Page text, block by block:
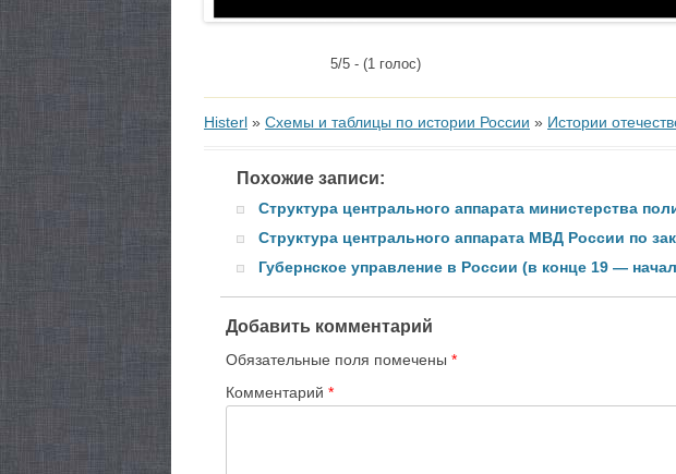
5/5 - (1 голос)
Histerl » Схемы и таблицы по истории России » Истории
Похожие записи:
Структура центрального аппарата министерства
Структура центрального аппарата МВД России по
Губернское управление в России (в конце 19 —
Добавить комментарий
Обязательные поля помечены *
Комментарий *